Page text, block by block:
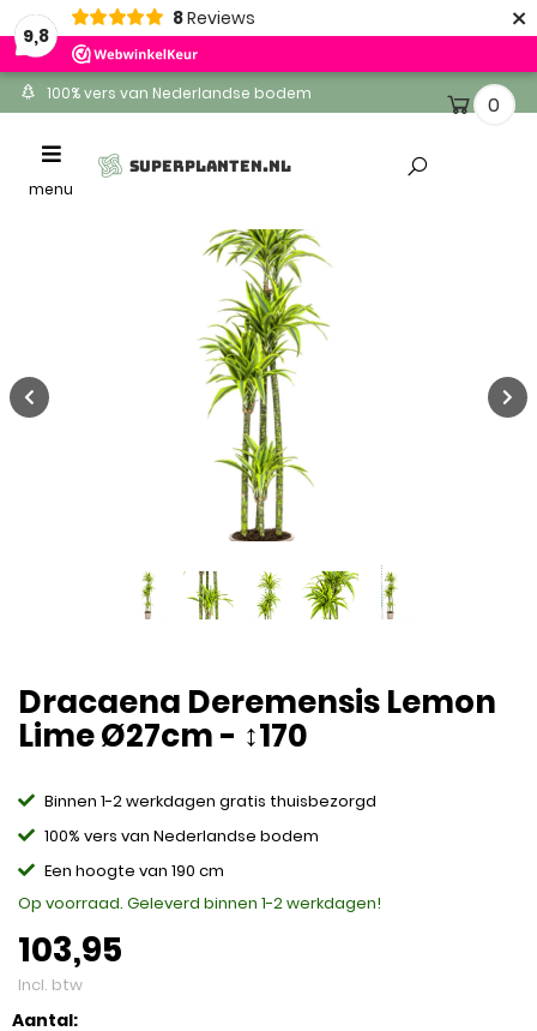
9,8
8Reviews ×
100% vers van Nederlandse bodem
Altijd gratis levering
Toggle
navigation
menu
SUPERPLANTEN.NL
0
Dracaena Deremensis Lemon
Lime Ø27cm - ↕170
Binnen 1-2 werkdagen gratis thuisbezorgd
100% vers van Nederlandse bodem
Een hoogte van 190 cm
Op voorraad. Geleverd binnen 1-2 werkdagen!
103,95
Incl. btw
Aantal: